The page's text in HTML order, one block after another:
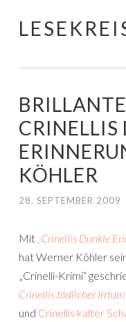
Springe
CRINELLIS
KÖHLER
28. SEPTEMBER 2009
Mit„Crinellis Dunkle
hat Werner Köhler
„Crinelli-Krimi“
Crinellis tödlicher Irrtum
und Crinellis kalter